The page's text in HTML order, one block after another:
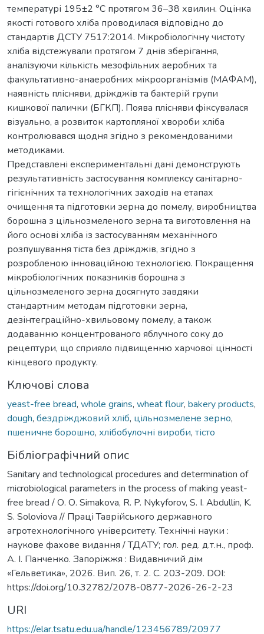
температурі 195±2 °С протягом 36–38 хвилин. Оцінка
якості готового хліба проводилася відповідно до
стандартів ДСТУ 7517:2014. Мікробіологічну чистоту
хліба відстежували протягом 7 днів зберігання,
аналізуючи кількість мезофільних аеробних та
факультативно-анаеробних мікроорганізмів (МАФАМ),
наявність плісняви, дріжджів та бактерій групи
кишкової палички (БГКП). Поява плісняви фіксувалася
візуально, а розвиток картопляної хвороби хліба
контролювався щодня згідно з рекомендованими
методиками.
Представлені експериментальні дані демонструють
результативність застосування комплексу санітарно-
гігієнічних та технологічних заходів на етапах
очищення та підготовки зерна до помелу, виробництва
борошна з цільнозмеленого зерна та виготовлення на
його основі хліба із застосуванням механічного
розпушування тіста без дріжджів, згідно з
розробленою інноваційною технологією. Покращення
мікробіологічних показників борошна з
цільнозмеленого зерна досягнуто завдяки
стандартним методам підготовки зерна,
дезінтеграційно-хвильовому помелу, а також
додаванню концентрованого яблучного соку до
рецептури, що сприяло підвищенню харчової цінності
кінцевого продукту.
Ключові слова
yeast-free bread, whole grains, wheat flour, bakery products,
dough, бездріжджовий хліб, цільнозмелене зерно,
пшеничне борошно, хлібобулочні вироби, тісто
Бібліографічний опис
Sanitary and technological procedures and determination of
microbiological parameters in the process of making yeast-
free bread / О. О. Simakova, R. P. Nykyforov, S. I. Abdullin, K.
S. Soloviova // Праці Таврійського державного
агротехнологічного університету. Технічні науки :
наукове фахове видання / ТДАТУ; гол. ред. д.т.н., проф.
А. І. Панченко. Запоріжжя : Видавничий дім
«Гельветика», 2026. Вип. 26, т. 2. С. 203-209. DOI:
https://doi.org/10.32782/2078-0877-2026-26-2-23
URI
https://elar.tsatu.edu.ua/handle/123456789/20977